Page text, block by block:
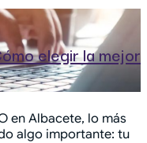
elegir la mejor
en Albacete, lo más
algo importante: tu